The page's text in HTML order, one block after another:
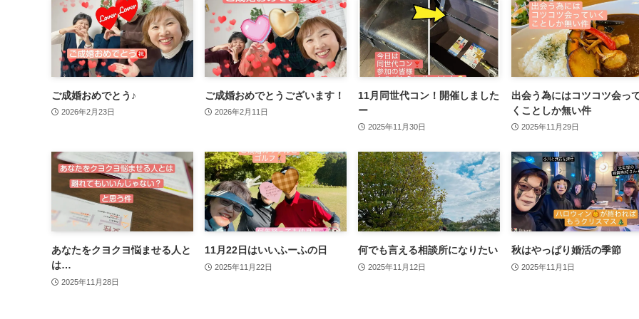
ご成婚おめでとう♪
2026年2月23日
ご成婚おめでとうございます！
2026年2月11日
11月同世代コン！開催しました
ー
2025年11月30日
出会う為にはコツコツ会っ
くことしか無い件
2025年11月29日
あなたをクヨクヨ悩ませる人と
は…
2025年11月28日
11月22日はいいふーふの日
2025年11月22日
何でも言える相談所になりたい
2025年11月12日
秋はやっぱり婚活の季節
2025年11月1日